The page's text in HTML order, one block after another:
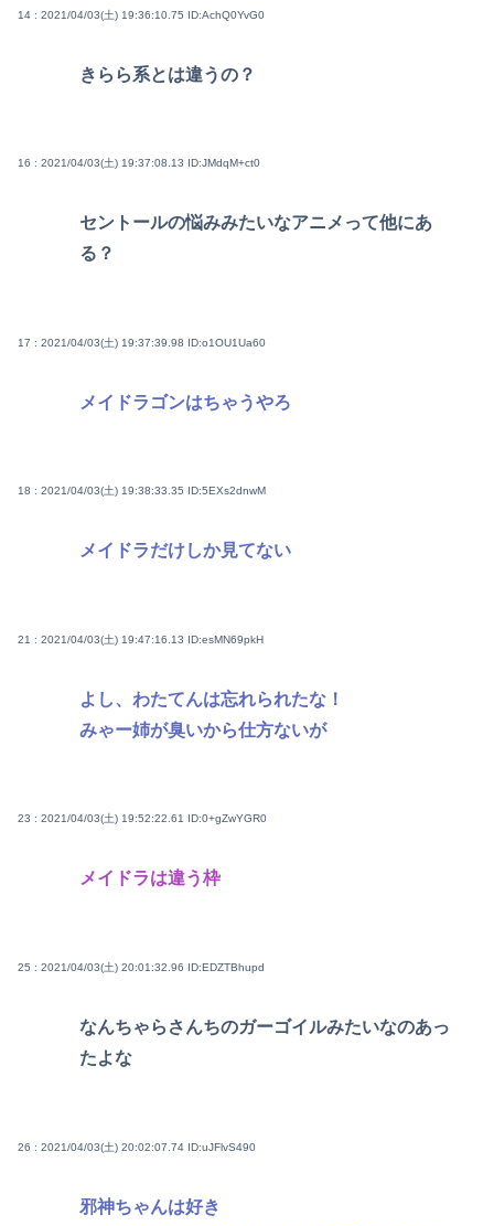
14 : 2021/04/03(土) 19:36:10.75 ID:AchQ0YvG0
きらら系とは違うの？
16 : 2021/04/03(土) 19:37:08.13 ID:JMdqM+ct0
セントールの悩みみたいなアニメって他にあ
る？
17 : 2021/04/03(土) 19:37:39.98 ID:o1OU1Ua60
メイドラゴンはちゃうやろ
18 : 2021/04/03(土) 19:38:33.35 ID:5EXs2dnwM
メイドラだけしか見てない
21 : 2021/04/03(土) 19:47:16.13 ID:esMN69pkH
よし、わたてんは忘れられたな！
みゃー姉が臭いから仕方ないが
23 : 2021/04/03(土) 19:52:22.61 ID:0+gZwYGR0
メイドラは違う枠
25 : 2021/04/03(土) 20:01:32.96 ID:EDZTBhupd
なんちゃらさんちのガーゴイルみたいなのあっ
たよな
26 : 2021/04/03(土) 20:02:07.74 ID:uJFlvS490
邪神ちゃんは好き